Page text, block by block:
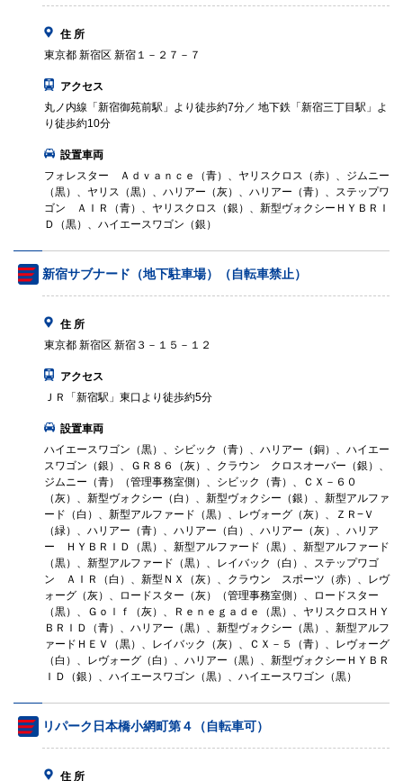
住 所
東京都 新宿区 新宿１－２７－７
アクセス
丸ノ内線「新宿御苑前駅」より徒歩約7分／ 地下鉄「新宿三丁目駅」よ
り徒歩約10分
設置車両
フォレスター Ａｄｖａｎｃｅ（青）、ヤリスクロス（赤）、ジムニー
（黒）、ヤリス（黒）、ハリアー（灰）、ハリアー（青）、ステップワ
ゴン ＡＩＲ（青）、ヤリスクロス（銀）、新型ヴォクシーＨＹＢＲＩ
Ｄ（黒）、ハイエースワゴン（銀）
新宿サブナード（地下駐車場）（自転車禁止）
住 所
東京都 新宿区 新宿３－１５－１２
アクセス
ＪＲ「新宿駅」東口より徒歩約5分
設置車両
ハイエースワゴン（黒）、シビック（青）、ハリアー（銅）、ハイエー
スワゴン（銀）、ＧＲ８６（灰）、クラウン クロスオーバー（銀）、
ジムニー（青）（管理事務室側）、シビック（青）、ＣＸ－６０
（灰）、新型ヴォクシー（白）、新型ヴォクシー（銀）、新型アルファ
ード（白）、新型アルファード（黒）、レヴォーグ（灰）、ＺＲ−Ｖ
（緑）、ハリアー（青）、ハリアー（白）、ハリアー（灰）、ハリア
ー ＨＹＢＲＩＤ（黒）、新型アルファード（黒）、新型アルファード
（黒）、新型アルファード（黒）、レイバック（白）、ステップワゴ
ン ＡＩＲ（白）、新型ＮＸ（灰）、クラウン スポーツ（赤）、レヴ
ォーグ（灰）、ロードスター（灰）（管理事務室側）、ロードスター
（黒）、Ｇｏｌｆ（灰）、Ｒｅｎｅｇａｄｅ（黒）、ヤリスクロスＨＹ
ＢＲＩＤ（青）、ハリアー（黒）、新型ヴォクシー（黒）、新型アルフ
ァードＨＥＶ（黒）、レイバック（灰）、ＣＸ－５（青）、レヴォーグ
（白）、レヴォーグ（白）、ハリアー（黒）、新型ヴォクシーＨＹＢＲ
ＩＤ（銀）、ハイエースワゴン（黒）、ハイエースワゴン（黒）
リパーク日本橋小網町第４（自転車可）
住 所